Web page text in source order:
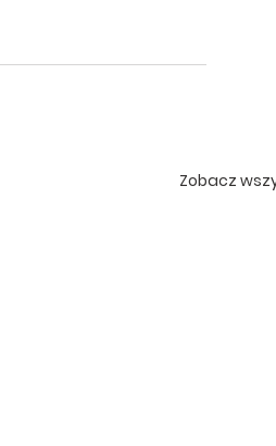
Zobacz